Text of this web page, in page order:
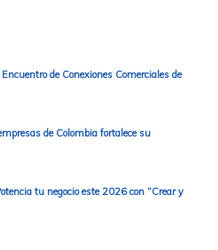
de Conexiones Comerciales de
de Colombia fortalece su
tu negocio este 2026 con “Crear y